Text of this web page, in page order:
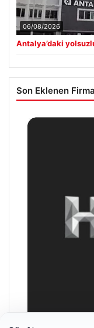
06/08/2026
Antalya’daki
Son Eklenen